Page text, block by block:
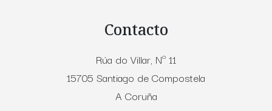
Contacto
Rúa do Villar, Nº 11
15705 Santiago de Compostela
A Coruña